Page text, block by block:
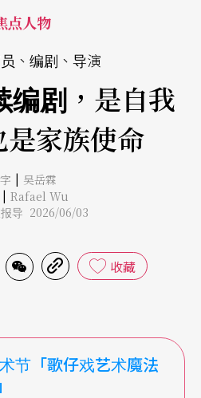
点人物
、编剧、导演
编剧，是自我
家族使命
| 吴岳霖
| Rafael Wu
导 2026/06/03
收藏
节「歌仔戏艺术魔法